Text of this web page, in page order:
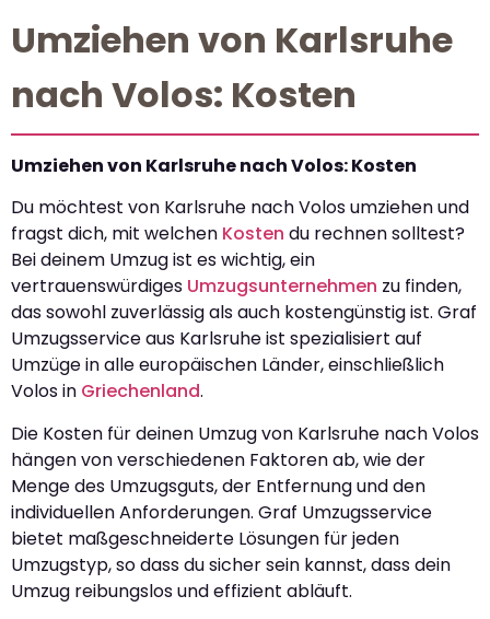
Umziehen von Karlsruhe
nach Volos: Kosten
Umziehen von Karlsruhe nach Volos: Kosten
Du möchtest von Karlsruhe nach Volos umziehen und
fragst dich, mit welchen Kosten du rechnen solltest?
Bei deinem Umzug ist es wichtig, ein
vertrauenswürdiges Umzugsunternehmen zu finden,
das sowohl zuverlässig als auch kostengünstig ist. Graf
Umzugsservice aus Karlsruhe ist spezialisiert auf
Umzüge in alle europäischen Länder, einschließlich
Volos in Griechenland.
Die Kosten für deinen Umzug von Karlsruhe nach Volos
hängen von verschiedenen Faktoren ab, wie der
Menge des Umzugsguts, der Entfernung und den
individuellen Anforderungen. Graf Umzugsservice
bietet maßgeschneiderte Lösungen für jeden
Umzugstyp, so dass du sicher sein kannst, dass dein
Umzug reibungslos und effizient abläuft.